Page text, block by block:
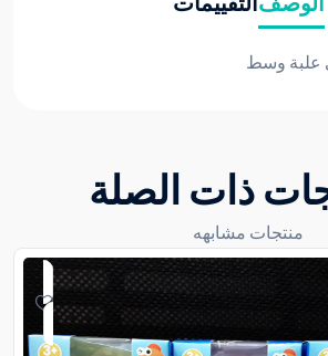
علبة وسط
ذات الصلة
منتجات مشابهه